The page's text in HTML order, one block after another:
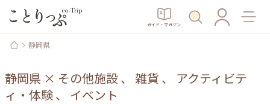
ガイド・マガジン
静岡県
静岡県 × その他施設、 雑貨 、 アクティビテ
ィ・体験、 イベント